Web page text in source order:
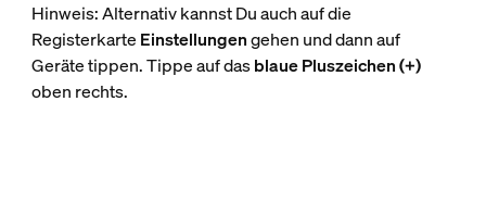
Hinweis: Alternativ kannst Du auch auf die
Registerkarte Einstellungengehen und dann auf
Geräte tippen. Tippe auf dasblaue Pluszeichen (+)
oben rechts.